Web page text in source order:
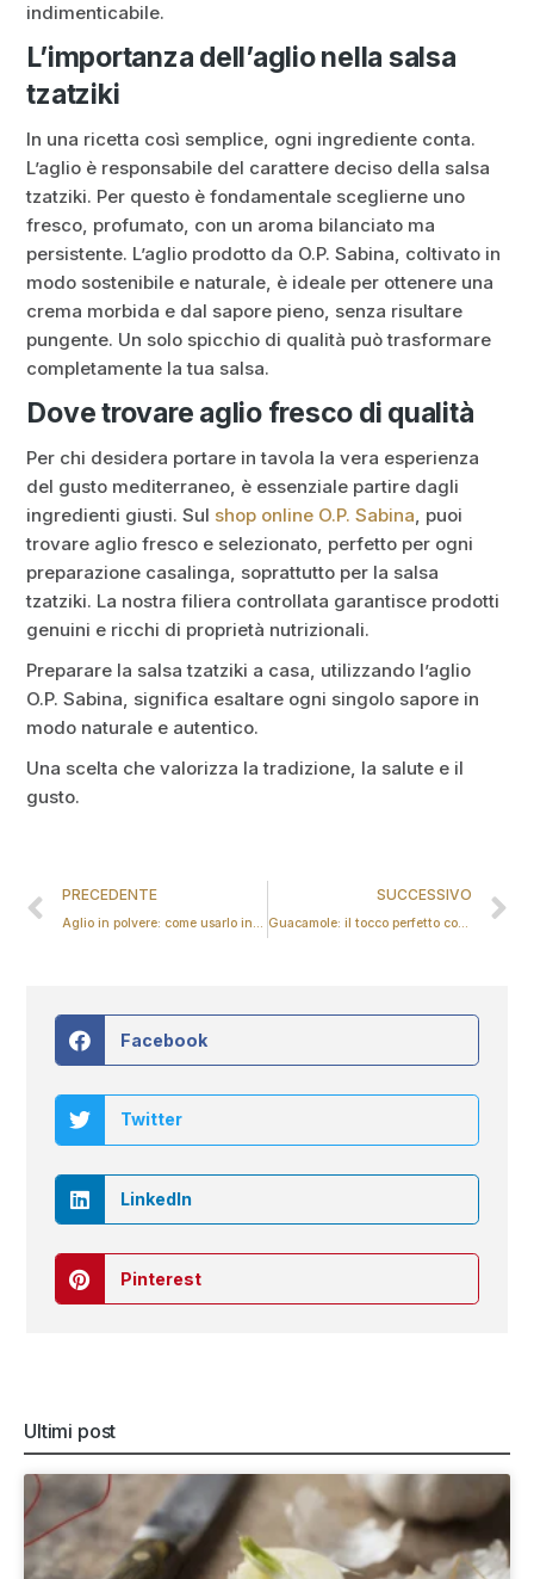
indimenticabile.
L’importanza dell’aglio nella salsa
tzatziki
In una ricetta così semplice, ogni ingrediente conta.
L’aglio è responsabile del carattere deciso della salsa
tzatziki. Per questo è fondamentale sceglierne uno
fresco, profumato, con un aroma bilanciato ma
persistente. L’aglio prodotto da O.P. Sabina, coltivato in
modo sostenibile e naturale, è ideale per ottenere una
crema morbida e dal sapore pieno, senza risultare
pungente. Un solo spicchio di qualità può trasformare
completamente la tua salsa.
Dove trovare aglio fresco di qualità
Per chi desidera portare in tavola la vera esperienza
del gusto mediterraneo, è essenziale partire dagli
ingredienti giusti. Sul shop online O.P. Sabina, puoi
trovare aglio fresco e selezionato, perfetto per ogni
preparazione casalinga, soprattutto per la salsa
tzatziki. La nostra filiera controllata garantisce prodotti
genuini e ricchi di proprietà nutrizionali.
Preparare la salsa tzatziki a casa, utilizzando l’aglio
O.P. Sabina, significa esaltare ogni singolo sapore in
modo naturale e autentico.
Una scelta che valorizza la tradizione, la salute e il
gusto.
PRECEDENTE
Aglio in polvere: come usarlo in cucina
SUCCESSIVO
Guacamole: il tocco perfetto con aglio fresco
Facebook
Twitter
LinkedIn
Pinterest
Ultimi post